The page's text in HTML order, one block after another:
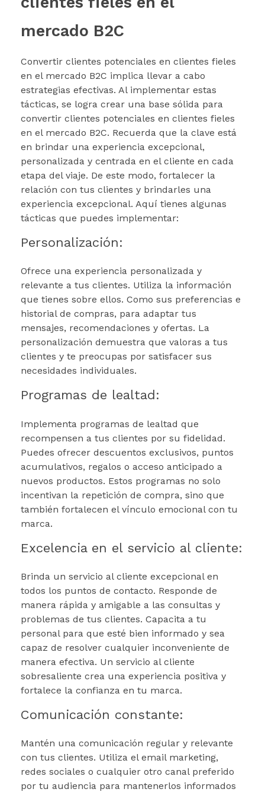
mercado B2C
Convertir clientes potenciales en clientes fieles
en el mercado B2C implica llevar a cabo
estrategias efectivas. Al implementar estas
tácticas, se logra crear una base sólida para
convertir clientes potenciales en clientes fieles
en el mercado B2C. Recuerda que la clave está
en brindar una experiencia excepcional,
personalizada y centrada en el cliente en cada
etapa del viaje. De este modo, fortalecer la
relación con tus clientes y brindarles una
experiencia excepcional. Aquí tienes algunas
tácticas que puedes implementar:
Personalización:
Ofrece una experiencia personalizada y
relevante a tus clientes. Utiliza la información
que tienes sobre ellos. Como sus preferencias e
historial de compras, para adaptar tus
mensajes, recomendaciones y ofertas. La
personalización demuestra que valoras a tus
clientes y te preocupas por satisfacer sus
necesidades individuales.
Programas de lealtad:
Implementa programas de lealtad que
recompensen a tus clientes por su fidelidad.
Puedes ofrecer descuentos exclusivos, puntos
acumulativos, regalos o acceso anticipado a
nuevos productos. Estos programas no solo
incentivan la repetición de compra, sino que
también fortalecen el vínculo emocional con tu
marca.
Excelencia en el servicio al cliente:
Brinda un servicio al cliente excepcional en
todos los puntos de contacto. Responde de
manera rápida y amigable a las consultas y
problemas de tus clientes. Capacita a tu
personal para que esté bien informado y sea
capaz de resolver cualquier inconveniente de
manera efectiva. Un servicio al cliente
sobresaliente crea una experiencia positiva y
fortalece la confianza en tu marca.
Comunicación constante:
Mantén una comunicación regular y relevante
con tus clientes. Utiliza el email marketing,
redes sociales o cualquier otro canal preferido
por tu audiencia para mantenerlos informados